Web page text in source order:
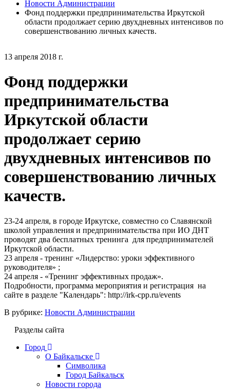
13 апреля 2018 г.
Фонд поддержки
предпринимательства
Иркутской области
продолжает серию
двухдневных интенсивов по
совершенствованию личных
качеств.
23-24 апреля, в городе Иркутске, совместно со Славянской
школой управления и предпринимательства при ИО ДНТ
проводят два бесплатных тренинга для предпринимателей
Иркутской области.
23 апреля - тренинг «Лидерство: уроки эффективного
руководителя» ;
24 апреля - «Тренинг эффективных продаж».
Подробности, программа мероприятия и регистрация на
сайте в разделе "Календарь": http://irk-cpp.ru/events
В рубрике: Новости Администрации
Разделы сайта
Город
О Байкальске
Символика
Город Байкальск
Новости города
Новости Администрации
Фонд поддержки предпринимательства Иркутской
области продолжает серию двухдневных интенсивов по
совершенствованию личных качеств.